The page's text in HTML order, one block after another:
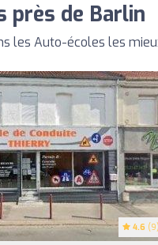
près de Barlin
les Auto-écoles les
4.6 (9)